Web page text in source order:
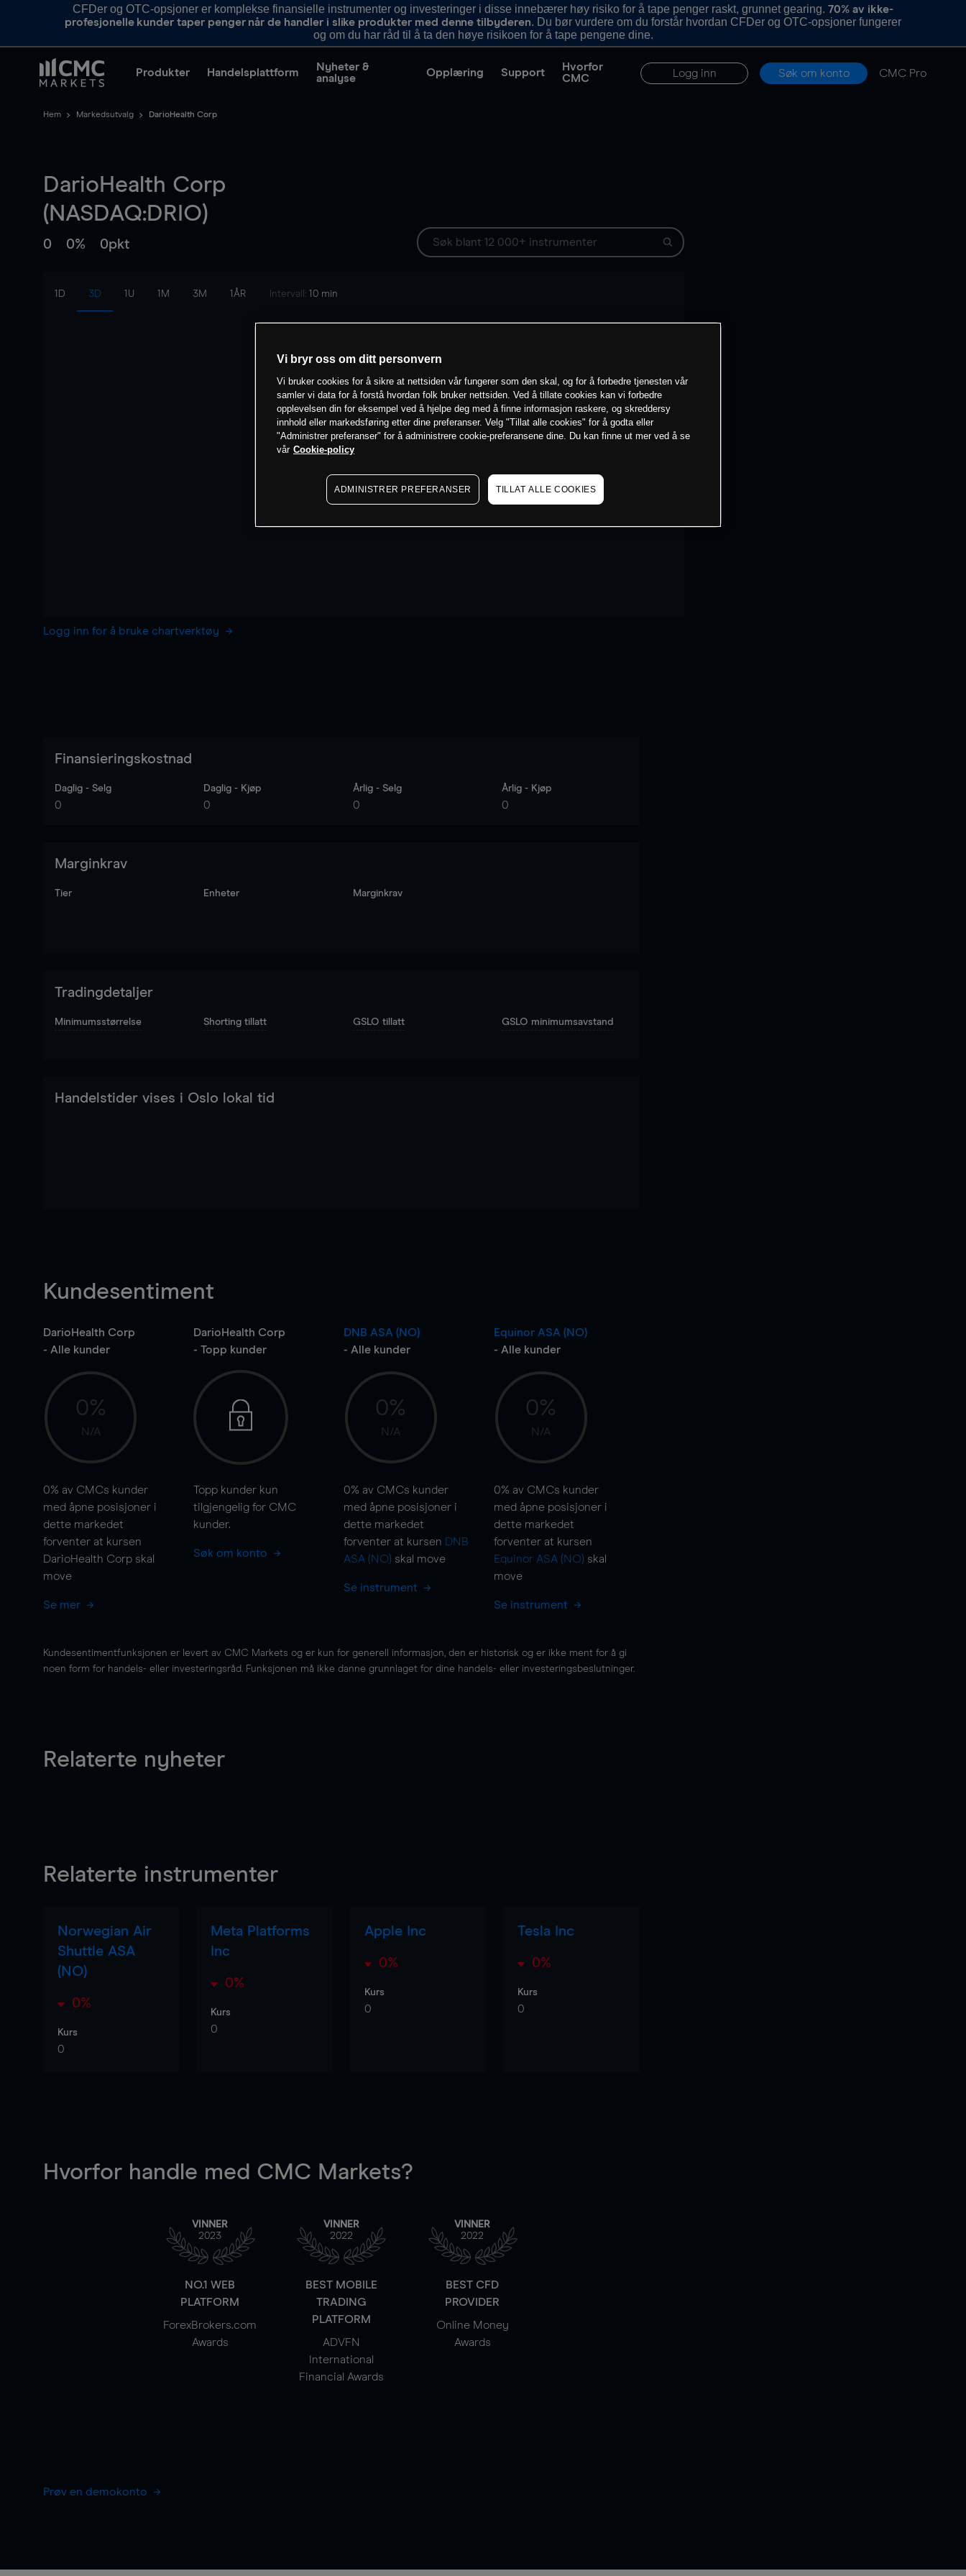
CFDer og OTC-opsjoner er komplekse finansielle instrumenter og investeringer i disse innebærer høy risiko for å tape penger raskt, grunnet gearing.70% av ikke-
profesjonelle kunder taper penger når de handler i slike produkter med denne tilbyderen. Du bør vurdere om du forstår hvordan CFDer og OTC-opsjoner fungerer
og om du har råd til å ta den høye risikoen for å tape pengene dine.
Produkter Handelsplattform
Nyheter &
analyse
Opplæring Support
Hvorfor
CMC
Logg inn Søk om konto CMC Pro
Hem Markedsutvalg DarioHealth Corp
DarioHealth Corp
(NASDAQ:DRIO)
0 0% 0pkt
1D 3D 1U 1M 3M 1ÅR Intervall: 10 min
Logg inn for å bruke chartverktøy
Finansieringskostnad
Daglig - Selg
0
Daglig - Kjøp
0
Årlig - Selg
0
Årlig - Kjøp
0
Marginkrav
Tier Enheter Marginkrav
Tradingdetaljer
Minimumsstørrelse Shorting tillatt GSLO tillatt GSLO minimumsavstand
Handelstider vises i Oslo lokal tid
Kundesentiment
DarioHealth Corp
- Alle kunder
0%
N/A
0% av CMCs kunder
med åpne posisjoner i
dette markedet
forventer at kursen
DarioHealth Corp skal
move
Se mer
DarioHealth Corp
- Topp kunder
Topp kunder kun
tilgjengelig for CMC
kunder.
Søk om konto
DNB ASA (NO)
- Alle kunder
0%
N/A
0% av CMCs kunder
med åpne posisjoner i
dette markedet
forventer at kursen DNB
ASA (NO) skal move
Se instrument
Equinor ASA (NO)
- Alle kunder
0%
N/A
0% av CMCs kunder
med åpne posisjoner i
dette markedet
forventer at kursen
Equinor ASA (NO) skal
move
Se instrument
Kundesentimentfunksjonen er levert av CMC Markets og er kun for generell informasjon, den er historisk og er ikke ment for å gi
noen form for handels- eller investeringsråd. Funksjonen må ikke danne grunnlaget for dine handels- eller investeringsbeslutninger.
Relaterte nyheter
Relaterte instrumenter
Norwegian Air
Shuttle ASA
(NO)
0%
Kurs
0
Meta Platforms
Inc
0%
Kurs
0
Apple Inc
0%
Kurs
0
Tesla Inc
0%
Kurs
0
Hvorfor handle med CMC Markets?
VINNER
2023
NO.1 WEB
PLATFORM
ForexBrokers.com
Awards
VINNER
2022
BEST MOBILE
TRADING
PLATFORM
ADVFN
International
Financial Awards
VINNER
2022
BEST CFD
PROVIDER
Online Money
Awards
Prøv en demokonto
Vi bryr oss om ditt personvern
Vi bruker cookies for å sikre at nettsiden vår fungerer som den skal, og for å forbedre tjenesten vår
samler vi data for å forstå hvordan folk bruker nettsiden. Ved å tillate cookies kan vi forbedre
opplevelsen din for eksempel ved å hjelpe deg med å finne informasjon raskere, og skreddersy
innhold eller markedsføring etter dine preferanser. Velg "Tillat alle cookies" for å godta eller
"Administrer preferanser" for å administrere cookie-preferansene dine. Du kan finne ut mer ved å se
vår Cookie-policy
ADMINISTRER PREFERANSER TILLAT ALLE COOKIES